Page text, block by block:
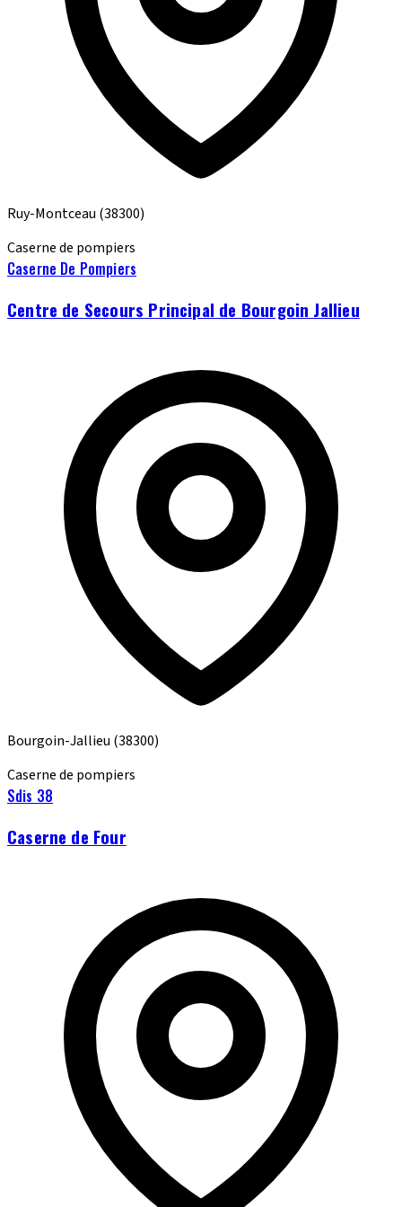
Ruy-Montceau (38300)
Caserne de pompiers
Caserne De Pompiers
Centre de Secours Principal de Bourgoin Jallieu
Bourgoin-Jallieu (38300)
Caserne de pompiers
Sdis 38
Caserne de Four